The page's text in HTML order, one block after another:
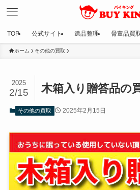
TOP 公式サイト 遺品整理 骨董品買
ホーム その他の買取
木箱入り贈答品の
2025
2/15
その他の買取 2025年2月15日